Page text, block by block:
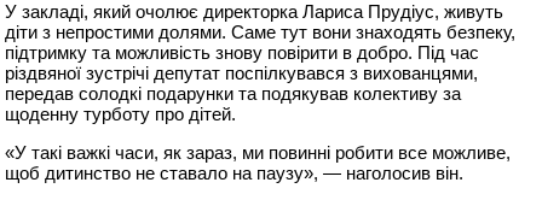
У закладі, який очолює директорка Лариса Прудіус, живуть
діти з непростими долями. Саме тут вони знаходять безпеку,
підтримку та можливість знову повірити в добро. Під час
різдвяної зустрічі депутат поспілкувався з вихованцями,
передав солодкі подарунки та подякував колективу за
щоденну турботу про дітей.
«У такі важкі часи, як зараз, ми повинні робити все можливе,
щоб дитинство не ставало на паузу», — наголосив він.